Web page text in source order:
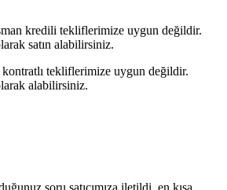
kredili tekliflerimize uygun değildir.
satın alabilirsiniz.
kontratlı tekliflerimize uygun değildir.
alabilirsiniz.